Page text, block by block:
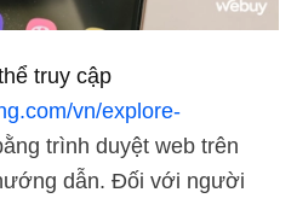
truy cập
vn/explore-
trình duyệt web trên
dẫn. Đối với người